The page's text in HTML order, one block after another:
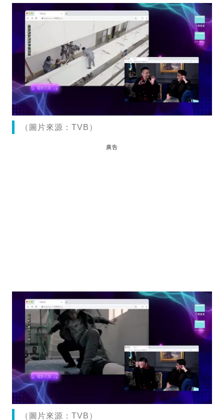
（圖片來源：TVB）
廣告
（圖片來源：TVB）